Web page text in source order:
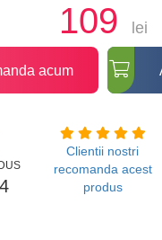
109 lei
acum
Clientii nostri
recomanda acest
produs